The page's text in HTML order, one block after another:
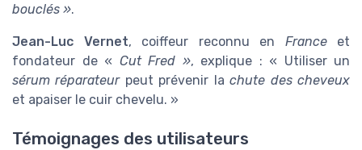
bouclés ».
Jean-Luc Vernet, coiffeur reconnu en Franceet
fondateur de « Cut Fred », explique : « Utiliser un
sérum réparateurpeut prévenir lachute des cheveux
et apaiser le cuir chevelu. »
Témoignages des utilisateurs